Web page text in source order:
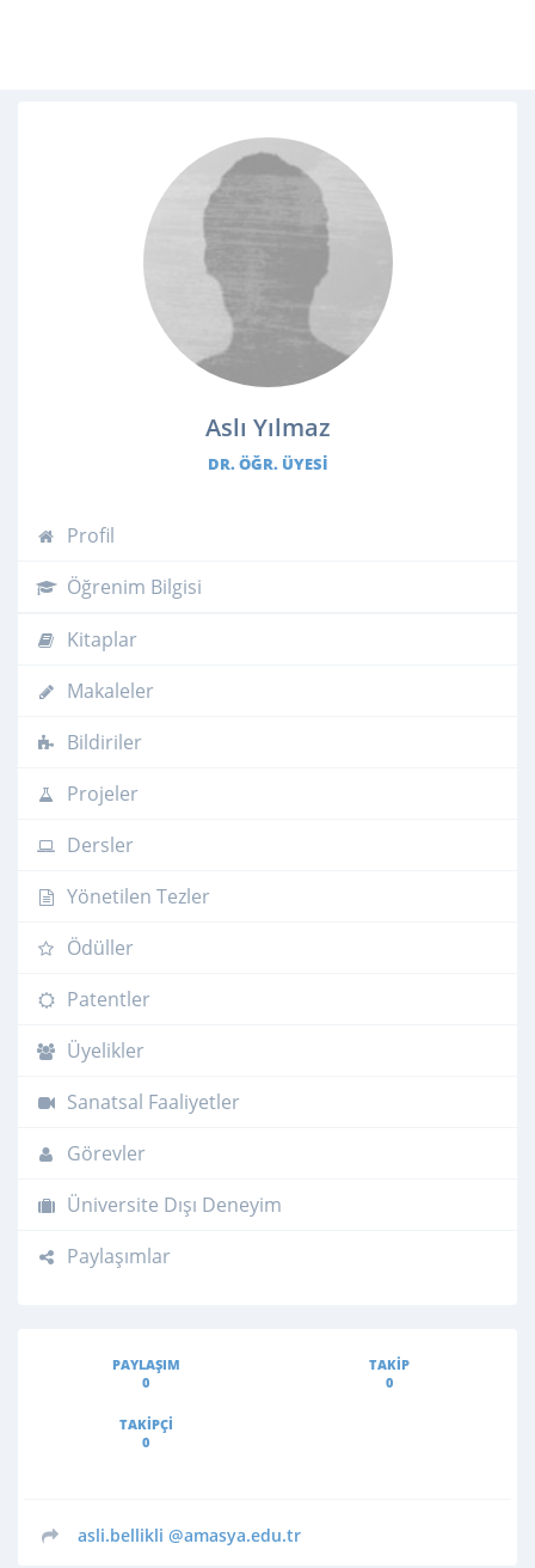
Aslı Yılmaz
DR. ÖĞR. ÜYESI
Profil
Öğrenim Bilgisi
Kitaplar
Makaleler
Bildiriler
Projeler
Dersler
Yönetilen Tezler
Ödüller
Patentler
Üyelikler
Sanatsal Faaliyetler
Görevler
Üniversite Dışı Deneyim
Paylaşımlar
PAYLAŞIM
0
TAKIP
0
TAKIPÇI
0
asli.bellikli @amasya.edu.tr